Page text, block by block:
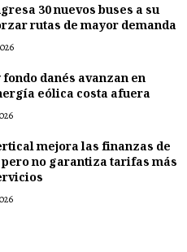
30 nuevos buses a su
rutas de mayor demanda
danés avanzan en
eólica costa afuera
mejora las finanzas de
no garantiza tarifas más